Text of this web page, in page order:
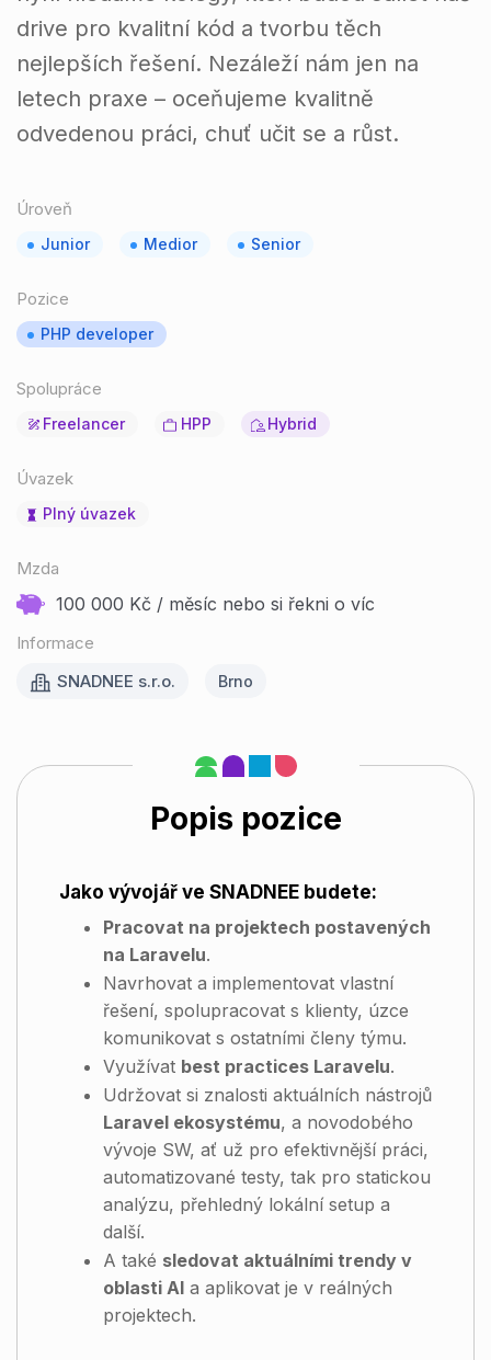
drive pro kvalitní kód a tvorbu těch
nejlepších řešení. Nezáleží nám jen na
letech praxe – oceňujeme kvalitně
odvedenou práci, chuť učit se a růst.
Úroveň
Junior Medior Senior
Pozice
PHP developer
Spolupráce
Freelancer HPP Hybrid
Úvazek
Plný úvazek
Mzda
100 000 Kč / měsíc nebo si řekni o víc
Informace
SNADNEE s.r.o.
Brno
Popis pozice
Jako vývojář ve SNADNEE budete:
Pracovat na projektech postavených
na Laravelu.
Navrhovat a implementovat vlastní
řešení, spolupracovat s klienty, úzce
komunikovat s ostatními členy týmu.
Využívat best practices Laravelu.
Udržovat si znalosti aktuálních nástrojů
Laravel ekosystému, a novodobého
vývoje SW, ať už pro efektivnější práci,
automatizované testy, tak pro statickou
analýzu, přehledný lokální setup a
další.
A také sledovat aktuálními trendy v
oblasti AIa aplikovat je v reálných
projektech.